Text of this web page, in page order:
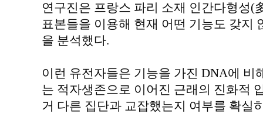
연구진은 프랑스 파리 소재 인간다형성(
표본들을 이용해 현재 어떤 기능도 갖지
을 분석했다.
이런 유전자들은 기능을 가진 DNA에 비
는 적자생존으로 이어진 근래의 진화적
거 다른 집단과 교잡했는지 여부를 확실